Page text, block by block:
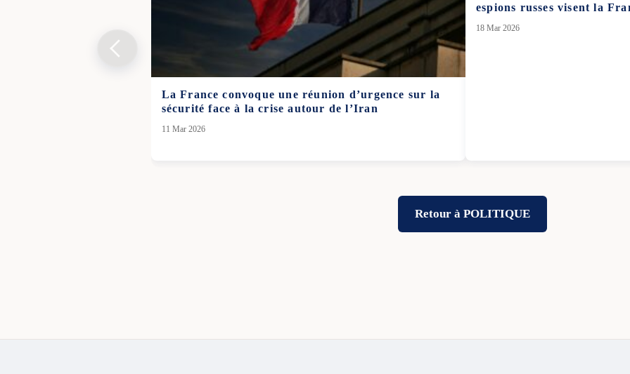
La France convoque une réunion d’urgence sur la
sécurité face à la crise autour de l’Iran
11 Mar 2026
espions russes visent la
18 Mar 2026
Retour à POLITIQUE